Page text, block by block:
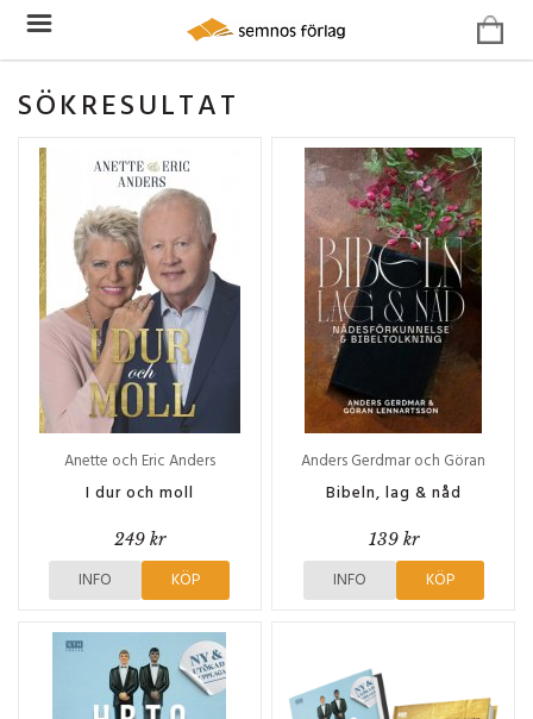
SÖKRESULTAT
Anette och Eric Anders
I dur och moll
249 kr
INFO KÖP
Anders Gerdmar och Göran
Lennartsson
Bibeln, lag & nåd
139 kr
INFO KÖP